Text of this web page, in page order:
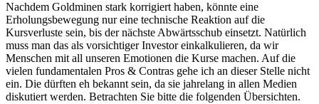
Nachdem Goldminen stark korrigiert haben, könnte eine
Erholungsbewegung nur eine technische Reaktion auf die
Kursverluste sein, bis der nächste Abwärtsschub einsetzt. Natürlich
muss man das als vorsichtiger Investor einkalkulieren, da wir
Menschen mit all unseren Emotionen die Kurse machen. Auf die
vielen fundamentalen Pros & Contras gehe ich an dieser Stelle nicht
ein. Die dürften eh bekannt sein, da sie jahrelang in allen Medien
diskutiert werden. Betrachten Sie bitte die folgenden Übersichten.